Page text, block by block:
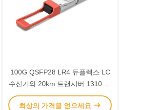
100G QSFP28 LR4 듀플렉스 LC
수신기와 20km 트랜시버 1310nm
TQS-HG20-31DCR
최상의 가격을 얻으세요